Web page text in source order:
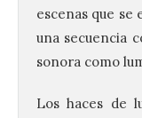
escenas que se
una secuencia
sonora como
Los haces de